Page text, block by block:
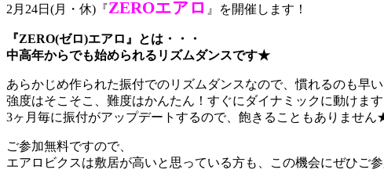
2月24日(月・休)『ZEROエアロ 』を開催します！
『ZERO(ゼロ)エアロ』とは・・・
中高年からでも始められるリズムダンスです★
あらかじめ作られた振付でのリズムダンスなので、慣れるのも早い
強度はそこそこ、難度はかんたん！すぐにダイナミックに動けます
3ヶ月毎に振付がアップデートするので、飽きることもありません
ご参加無料ですので、
エアロビクスは敷居が高いと思っている方も、この機会にぜひご参